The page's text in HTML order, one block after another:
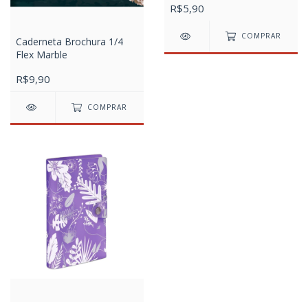
Caderneta Brochura 1/4
Flex Marble
R$9,90
COMPRAR
R$5,90
COMPRAR